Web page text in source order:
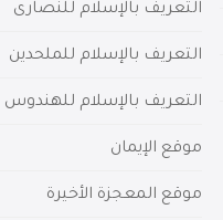
التعريف بالإسلام للنصارى
التعريف بالإسلام للملحدين
التعريف بالإسلام للهندوس
موقع الإيمان
موقع المعجزة الأخيرة